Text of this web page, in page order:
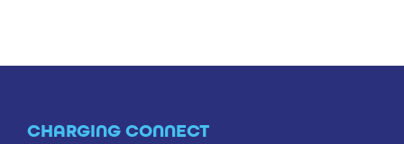
CHARGING CONNECT